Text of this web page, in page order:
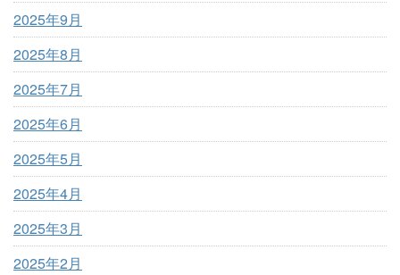
2025年9月
2025年8月
2025年7月
2025年6月
2025年5月
2025年4月
2025年3月
2025年2月